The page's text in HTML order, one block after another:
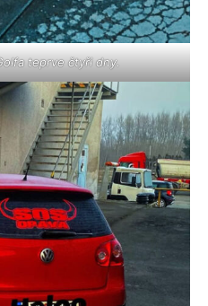
teprve čtyři dny.